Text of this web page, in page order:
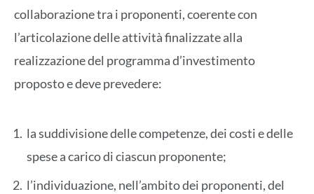
collaborazione tra i proponenti, coerente con
l’articolazione delle attività finalizzate alla
realizzazione del programma d’investimento
proposto e deve prevedere:
la suddivisione delle competenze, dei costi e delle
spese a carico di ciascun proponente;
l’individuazione, nell’ambito dei proponenti, del